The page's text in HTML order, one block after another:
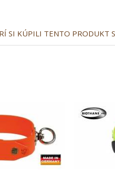
SI KÚPILI TENTO PRODUKT